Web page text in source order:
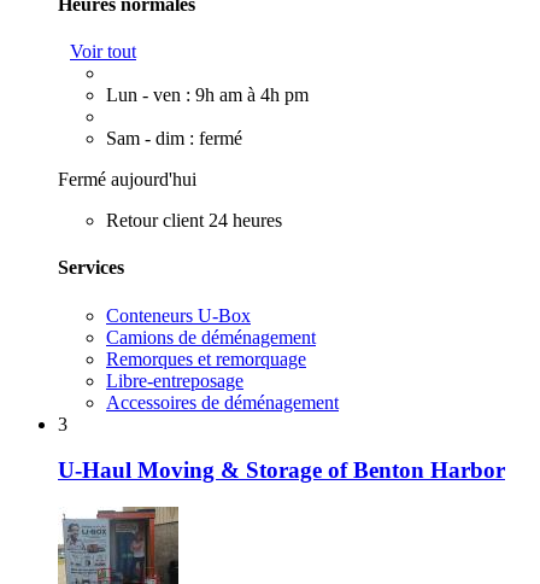
Voir tout
Lun - ven : 9h am à 4h pm
Sam - dim : fermé
Fermé aujourd'hui
Retour client 24 heures
Services
Conteneurs U-Box
Camions de déménagement
Remorques et remorquage
Libre-entreposage
Accessoires de déménagement
3
U-Haul Moving & Storage of Benton Harbor